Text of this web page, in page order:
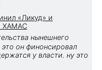
«Ликуд» и
ХАМАС
нынешнего
он финонсировал
у власти. ну это